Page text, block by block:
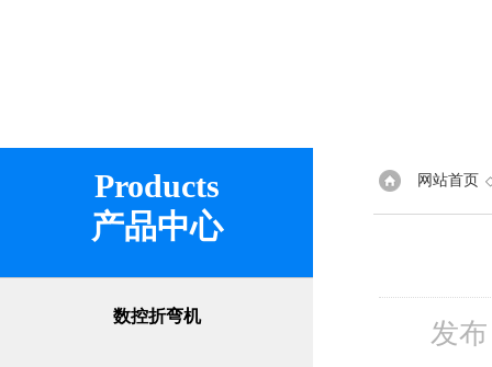
Products
产品中心
数控折弯机
网站首页
发